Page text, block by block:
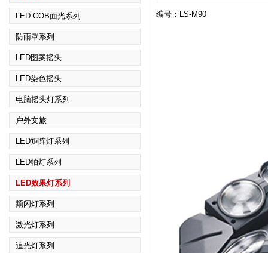
LED COB面光系列
防雨罩系列
LED图案摇头
LED染色摇头
电脑摇头灯系列
户外文旅
LED矩阵灯系列
LED帕灯系列
LED效果灯系列
频闪灯系列
激光灯系列
追光灯系列
编号：LS-M90